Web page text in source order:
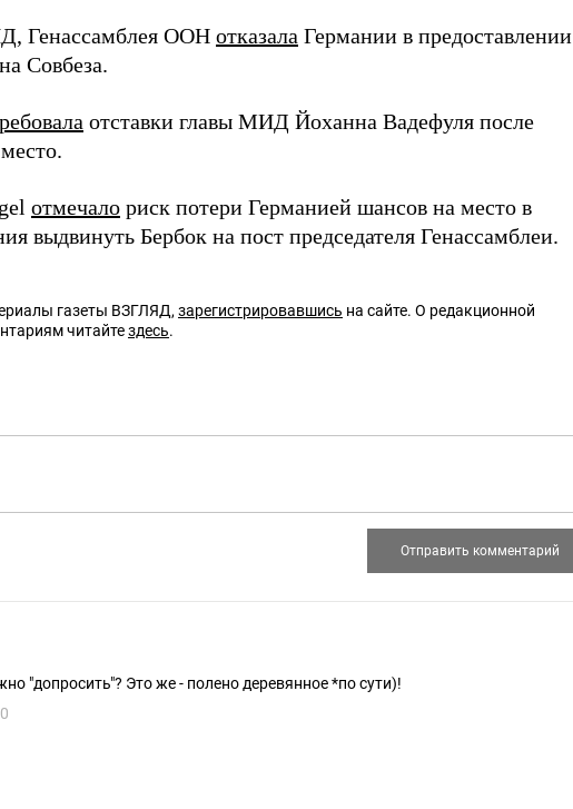
Генассамблея ООН отказала Германии в предоставлении
Совбеза.
отставки главы МИД Йоханна Вадефуля после
отмечало риск потери Германией шансов на место в
выдвинуть Бербок на пост председателя Генассамблеи.
газеты ВЗГЛЯД, зарегистрировавшись на сайте. О редакционной
читайтездесь.
"допросить"? Это же - полено деревянное *по сути)!
0